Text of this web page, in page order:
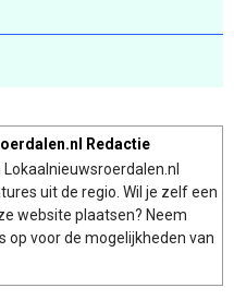
Redactie
Lokaalnieuwsroerdalen.nl
uit de regio. Wil je zelf een
website plaatsen? Neem
op voor de mogelijkheden van